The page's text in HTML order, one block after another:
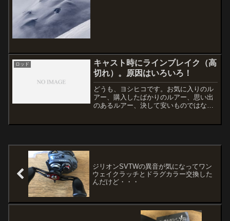
ロッド
キャスト時にラインブレイク（高
切れ）。原因はいろいろ！
どうも、ヨシヒコです。お気に入りのル
アー、購入したばかりのルアー、思い出
のあるルアー、決して安いものではな
ジリオンSVTWの異音が気になってワン
ウェイクラッチとドラグカラー交換した
んだけど・・・